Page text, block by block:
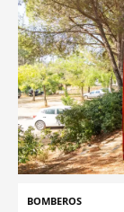
BOMBEROS